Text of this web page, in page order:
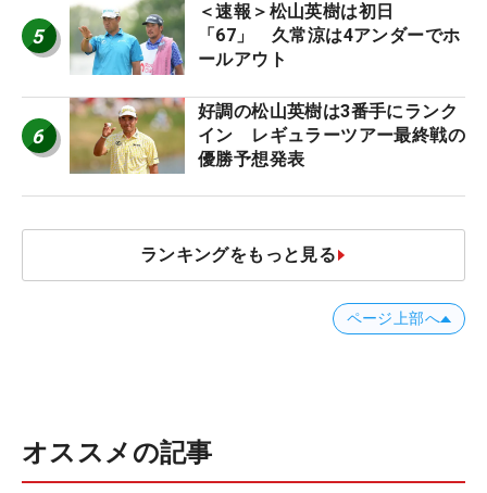
5
＜速報＞松山英樹は初日
「67」 久常涼は4アンダーでホ
ールアウト
6
好調の松山英樹は3番手にランク
イン レギュラーツアー最終戦の
優勝予想発表
ランキングをもっと見る
ページ上部へ
オススメの記事